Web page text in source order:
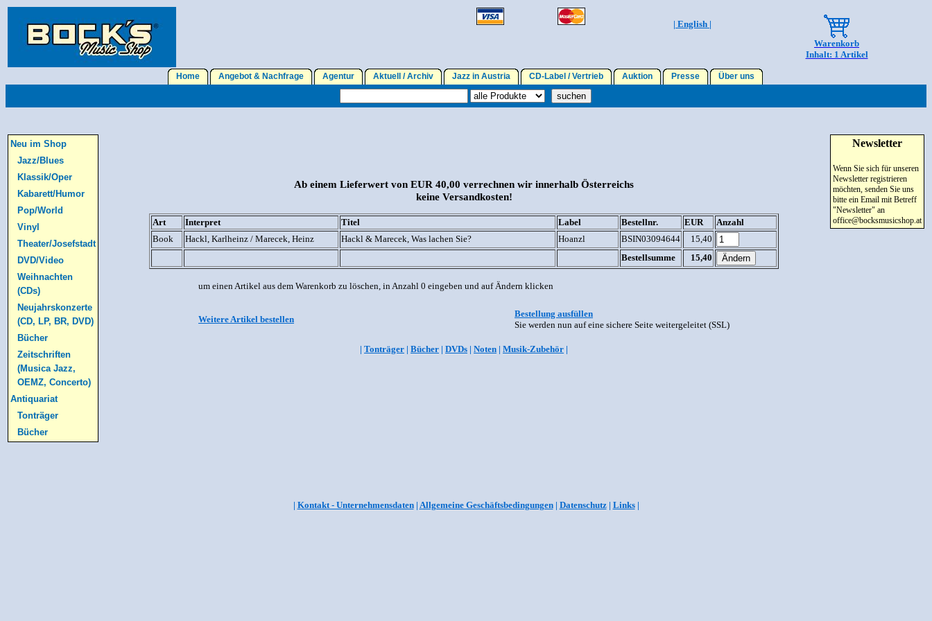
| English |
Warenkorb
Inhalt: 1 Artikel
Home Angebot & Nachfrage Agentur Aktuell / Archiv Jazz in Austria CD-Label / Vertrieb Auktion Presse Über uns
Neu im Shop
Jazz/Blues
Klassik/Oper
Kabarett/Humor
Pop/World
Vinyl
Theater/Josefstadt
DVD/Video
Weihnachten
(CDs)
Neujahrskonzerte
(CD, LP, BR, DVD)
Bücher
Zeitschriften
(Musica Jazz,
OEMZ, Concerto)
Antiquariat
Tonträger
Bücher
Ab einem Lieferwert von EUR 40,00 verrechnen wir innerhalb Österreichs
keine Versandkosten!
Art Interpret Titel Label Bestellnr. EUR
Anzahl
Book
Hackl, Karlheinz / Marecek, Heinz Hackl & Marecek, Was lachen Sie? Hoanzl BSIN03094644
15,40
Bestellsumme
15,40
um einen Artikel aus dem Warenkorb zu löschen, in Anzahl 0 eingeben und auf Ändern klicken
Weitere Artikel bestellen
Bestellung ausfüllen
Sie werden nun auf eine sichere Seite weitergeleitet (SSL)
| Tonträger | Bücher | DVDs | Noten | Musik-Zubehör |
Newsletter
Wenn Sie sich für unseren
Newsletter registrieren
möchten, senden Sie uns
bitte ein Email mit Betreff
"Newsletter" an
office@bocksmusicshop.at
| Kontakt - Unternehmensdaten| Allgemeine Geschäftsbedingungen| Datenschutz| Links|